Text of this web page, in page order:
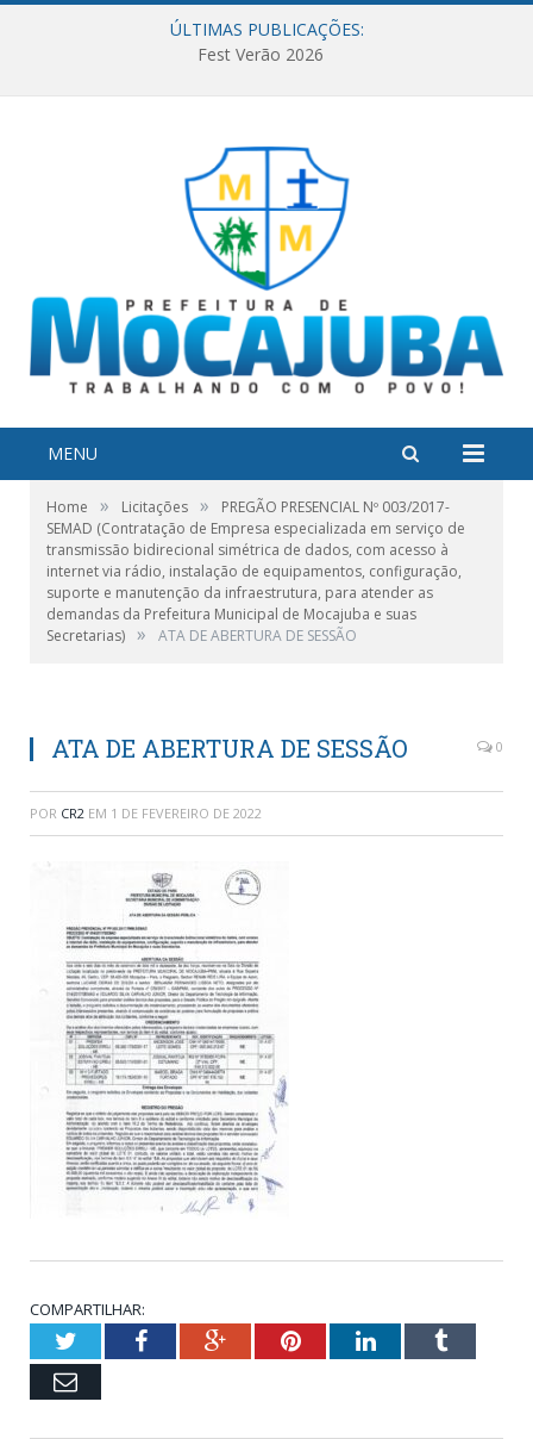
ÚLTIMAS PUBLICAÇÕES:
Fest Verão 2026
MENU
Home » Licitações »
PREGÃO PRESENCIAL Nº 003/2017-
SEMAD (Contratação de Empresa especializada em serviço de
transmissão bidirecional simétrica de dados, com acesso à
internet via rádio, instalação de equipamentos, configuração,
suporte e manutenção da infraestrutura, para atender as
demandas da Prefeitura Municipal de Mocajuba e suas
Secretarias) » ATA DE ABERTURA DE SESSÃO
ATA DE ABERTURA DE SESSÃO 0
POR CR2 EM 1 DE FEVEREIRO DE 2022
COMPARTILHAR:
TwitterFacebookGoogle+PinterestLinkedInTumblr
Email